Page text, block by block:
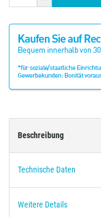
Beschreibung
Technische Daten
Weitere Details